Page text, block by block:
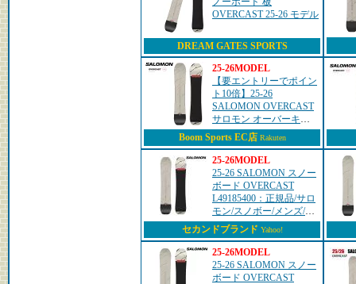
OVERCAST 25-26 モデル
DREAM GATES SPORTS
25-26MODEL
【要エントリーでポイン
ト10倍】25-26
SALOMON OVERCAST
サロモン オーバーキャ
スト スノーボード 板 オ
ールマウンテン フリー
ライド メンズ 日本正規
品
Boom Sports EC店 Rakuten
25-26MODEL
25-26 SALOMON スノー
ボード OVERCAST
L49185400：正規品/サロ
モン/スノボー/メンズ/ス
ノボ/板/サロモン板/スノ
ボ板/サロモンボー
ド/snow
セカンドブランド Yahoo!
25-26MODEL
25-26 SALOMON スノー
ボード OVERCAST